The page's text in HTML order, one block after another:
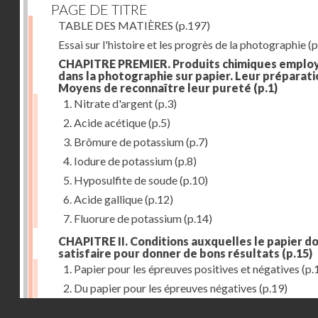
PAGE DE TITRE
TABLE DES MATIÈRES (p.197)
Essai sur l'histoire et les progrès de la photographie
CHAPITRE PREMIER. Produits chimiques
dans la photographie sur papier. Leur
Moyens de reconnaître leur pureté (p.1)
1. Nitrate d'argent(p.3)
2. Acide acétique(p.5)
3. Brômure de potassium(p.7)
4. Iodure de potassium(p.8)
5. Hyposulfite de soude(p.10)
6. Acide gallique(p.12)
7. Fluorure de potassium(p.14)
CHAPITRE II. Conditions auxquelles le papier
satisfaire pour donner de bons résultats (p.15)
1. Papier pour les épreuves positives et négatives
2. Du papier pour les épreuves négatives (p.19)